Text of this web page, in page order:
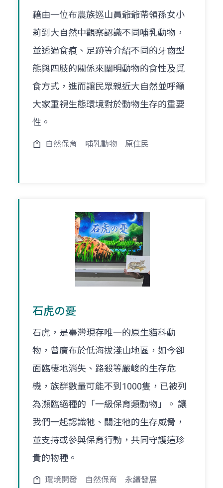
藉由一位布農族巡山員爺爺帶領孫女小
莉到大自然中觀察認識不同哺乳動物，
並透過食痕、足跡等介紹不同的牙齒型
態與四肢的關係來闡明動物的食性及覓
食方式，進而讓民眾親近大自然並呼籲
大家重視生態環境對於動物生存的重要
性。
自然保育 哺乳動物 原住民
石虎の憂
石虎，是臺灣現存唯一的原生貓科動
物，曾廣布於低海拔淺山地區，如今卻
面臨棲地消失、路殺等嚴峻的生存危
機，族群數量可能不到1000隻，已被列
為瀕臨絕種的「一級保育類動物」。 讓
我們一起認識牠、關注牠的生存威脅，
並支持或參與保育行動，共同守護這珍
貴的物種。
環境開發 自然保育 永續發展